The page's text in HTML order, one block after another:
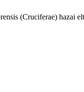
(Cruciferae) hazai